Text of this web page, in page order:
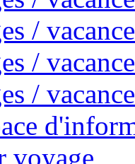
/
/
/
voyage